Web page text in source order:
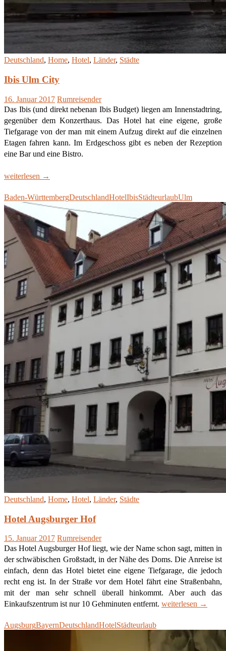
Deutschland, Home, Hotel, Länder, Städte
Ibis Ulm City
16. Januar 2017 Rumreisender
Das Ibis (und direkt nebenan Ibis Budget) liegen am Innenstadtring,
gegenüber dem Konzerthaus. Das Hotel hat eine eigene, große
Tiefgarage von der man mit einem Aufzug direkt auf die einzelnen
Etagen fahren kann. Im Erdgeschoss gibt es neben der Rezeption
eine Bar und eine Bistro.
Ibis
City
weiterlesen →
Baden-WürttembergDeutschlandHotelIbisStädteurlaubUlm
Deutschland, Home, Hotel, Länder, Städte
Hotel Augsburger Hof
15. Januar 2017 Rumreisender
Das Hotel Augsburger Hof liegt, wie der Name schon sagt, mitten in
der schwäbischen Großstadt, in der Nähe des Doms. Die Anreise ist
einfach, denn das Hotel bietet eine eigene Tiefgarage, die jedoch
recht eng ist. In der Straße vor dem Hotel fährt eine Straßenbahn,
mit der man sehr schnell überall hinkommt. Aber auch das
Einkaufszentrum ist nur 10 Gehminuten entfernt. Hotel
weiterlesen →
AugsburgBayernDeutschlandHotelStädteurlaub